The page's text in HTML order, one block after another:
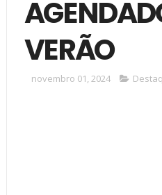
VERÃO
novembro 01, 2024